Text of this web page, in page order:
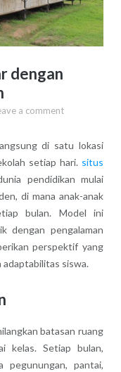
dengan
a comment
di satu lokasi
setiap hari. situs
pendidikan mulai
di mana anak-anak
bulan. Model ini
dengan pengalaman
perspektif yang
siswa.
batasan ruang
kelas. Setiap bulan,
pegunungan, pantai,